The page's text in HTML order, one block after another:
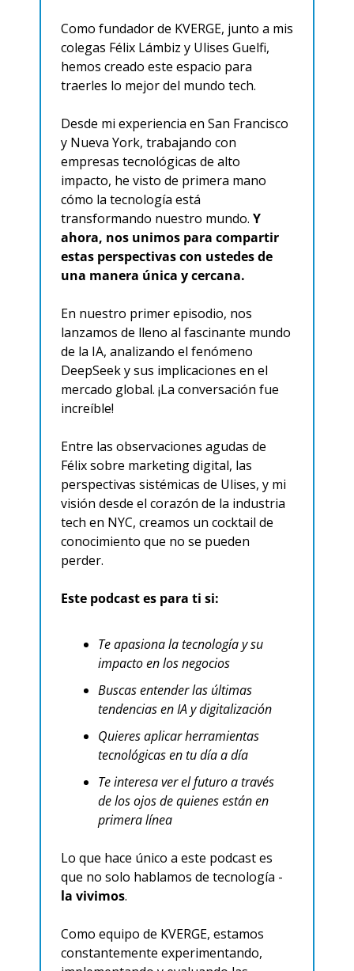
Como fundador de KVERGE, junto a mis
colegas Félix Lámbiz y Ulises Guelfi,
hemos creado este espacio para
traerles lo mejor del mundo tech.
Desde mi experiencia en San Francisco
y Nueva York, trabajando con
empresas tecnológicas de alto
impacto, he visto de primera mano
cómo la tecnología está
transformando nuestro mundo. Y
ahora, nos unimos para compartir
estas perspectivas con ustedes de
una manera única y cercana.
En nuestro primer episodio, nos
lanzamos de lleno al fascinante mundo
de la IA, analizando el fenómeno
DeepSeek y sus implicaciones en el
mercado global. ¡La conversación fue
increíble!
Entre las observaciones agudas de
Félix sobre marketing digital, las
perspectivas sistémicas de Ulises, y mi
visión desde el corazón de la industria
tech en NYC, creamos un cocktail de
conocimiento que no se pueden
perder.
Este podcast es para ti si:
Te apasiona la tecnología y su
impacto en los negocios
Buscas entender las últimas
tendencias en IA y digitalización
Quieres aplicar herramientas
tecnológicas en tu día a día
Te interesa ver el futuro a través
de los ojos de quienes están en
primera línea
Lo que hace único a este podcast es
la vivimos.
Como equipo de KVERGE, estamos
constantemente experimentando,